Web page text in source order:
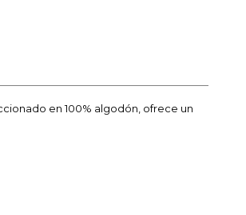
en 100% algodón, ofrece un